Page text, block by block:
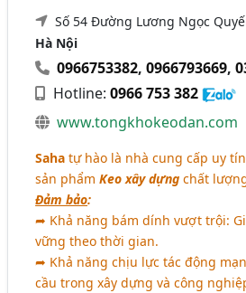
Số 54 Đường Lương Ngọc
Hà Nội
0966753382,0966793669,
Hotline:0966 753 382
www.tongkhokeodan.com
Saha tự hào là nhà cung cấp uy
sản phẩmKeo xây dựng chất
Đảm bảo:
➦ Khả năng bám dính vượt trội:
vững theo thời gian.
➦ Khả năng chịu lực tác động
cầu trong xây dựng và công